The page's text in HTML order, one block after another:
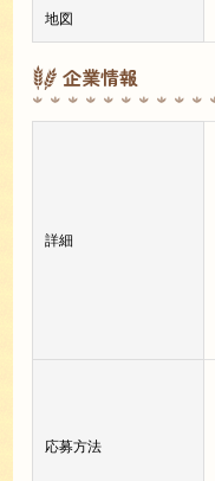
地図
企業情報
詳細
応募方法